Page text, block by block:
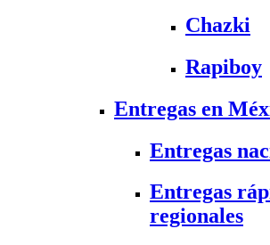
Chazki
Rapiboy
Entregas en
Entregas
Entregas
regionales